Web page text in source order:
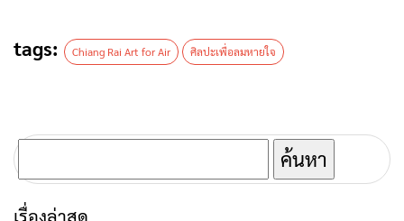
tags: Chiang Rai Art for Air ศิลปะเพื่อลมหายใจ
ค้นหา
สำหรับ: